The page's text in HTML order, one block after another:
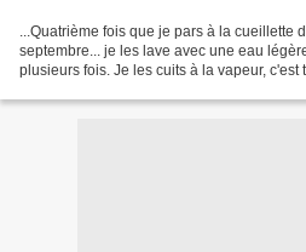
...Quatrième fois que je pars à la cueillette
septembre... je les lave avec une eau
plusieurs fois. Je les cuits à la vapeur, c'est